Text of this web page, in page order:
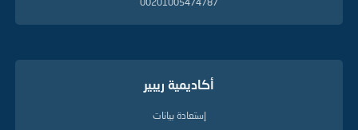
أكاديمية ريبير
إستعادة بيانات